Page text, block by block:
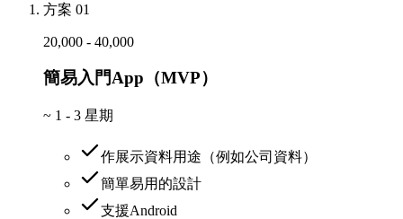
方案 01
20,000 - 40,000
簡易入門App（MVP）
~ 1 - 3 星期
作展示資料用途（例如公司資料）
簡單易用的設計
支援Android